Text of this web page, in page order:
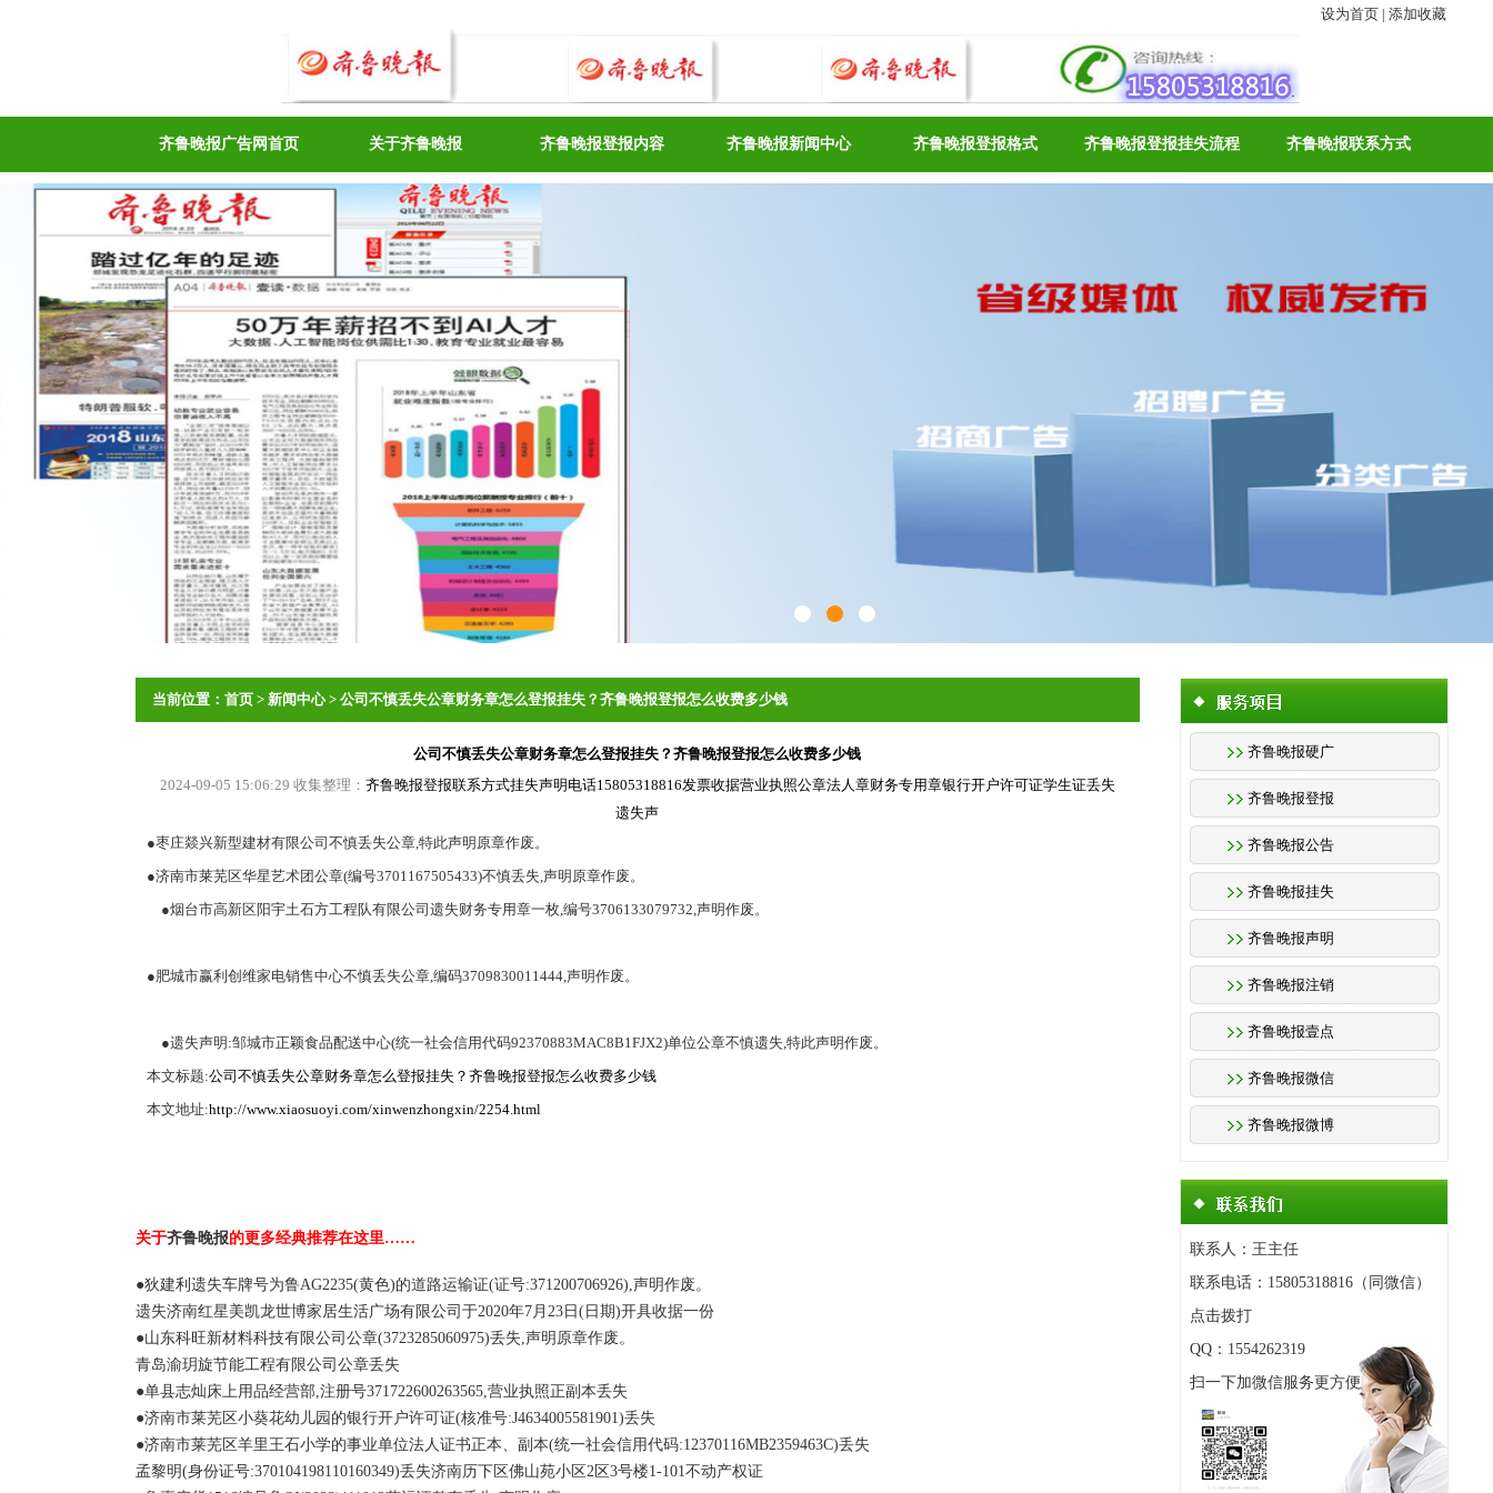
设为首页| 添加收藏
齐鲁晚报广告网首页 关于齐鲁晚报 齐鲁晚报登报内容 齐鲁晚报新闻中心 齐鲁晚报登报格式 齐鲁晚报登报挂失流程 齐鲁晚报联系方式
齐鲁晚报硬广
齐鲁晚报登报
齐鲁晚报公告
齐鲁晚报挂失
齐鲁晚报声明
齐鲁晚报注销
齐鲁晚报壹点
齐鲁晚报微信
齐鲁晚报微博
联系人：王主任
联系电话：15805318816（同微信）
点击拨打
QQ：1554262319
扫一下加微信服务更方便
当前位置： 首页> 新闻中心> 公司不慎丢失公章财务章怎么登报挂失？齐鲁晚报登报怎么收费多少钱
公司不慎丢失公章财务章怎么登报挂失？齐鲁晚报登报怎么收费多少钱
2024-09-05 15:06:29 收集整理： 齐鲁晚报登报联系方式挂失声明电话15805318816发票收据营业执照公章法人章财务专用章银行开户许可证学生证丢失
遗失声
●枣庄燚兴新型建材有限公司不慎丢失公章,特此声明原章作废。
●济南市莱芜区华星艺术团公章(编号3701167505433)不慎丢失,声明原章作废。
●烟台市高新区阳宇土石方工程队有限公司遗失财务专用章一枚,编号3706133079732,声明作废。
●肥城市赢利创维家电销售中心不慎丢失公章,编码3709830011444,声明作废。
●遗失声明:邹城市正颖食品配送中心(统一社会信用代码92370883MAC8B1FJX2)单位公章不慎遗失,特此声明作废。
本文标题:公司不慎丢失公章财务章怎么登报挂失？齐鲁晚报登报怎么收费多少钱
本文地址:http://www.xiaosuoyi.com/xinwenzhongxin/2254.html
关于齐鲁晚报的更多经典推荐在这里……
●狄建利遗失车牌号为鲁AG2235(黄色)的道路运输证(证号:371200706926),声明作废。
遗失济南红星美凯龙世博家居生活广场有限公司于2020年7月23日(日期)开具收据一份
●山东科旺新材料科技有限公司公章(3723285060975)丢失,声明原章作废。
青岛渝玥旋节能工程有限公司公章丢失
●单县志灿床上用品经营部,注册号371722600263565,营业执照正副本丢失
●济南市莱芜区小葵花幼儿园的银行开户许可证(核准号:J4634005581901)丢失
●济南市莱芜区羊里王石小学的事业单位法人证书正本、副本(统一社会信用代码:12370116MB2359463C)丢失
孟黎明(身份证号:370104198110160349)丢失济南历下区佛山苑小区2区3号楼1-101不动产权证